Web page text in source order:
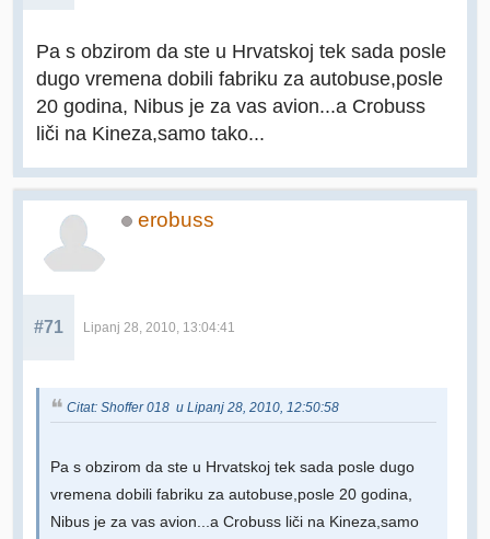
Pa s obzirom da ste u Hrvatskoj tek sada posle
dugo vremena dobili fabriku za autobuse,posle
20 godina, Nibus je za vas avion...a Crobuss
liči na Kineza,samo tako...
erobuss
#71 Lipanj 28, 2010, 13:04:41
Citat: Shoffer 018 u Lipanj 28, 2010, 12:50:58
Pa s obzirom da ste u Hrvatskoj tek sada posle dugo
vremena dobili fabriku za autobuse,posle 20 godina,
Nibus je za vas avion...a Crobuss liči na Kineza,samo